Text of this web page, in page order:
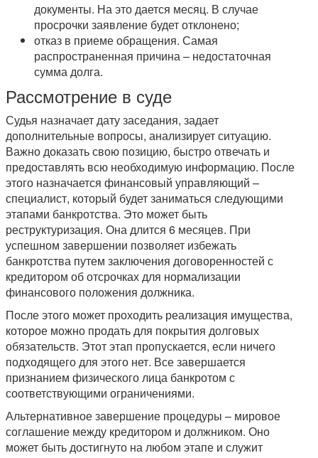
документы. На это дается месяц. В случае
просрочки заявление будет отклонено;
отказ в приеме обращения. Самая
распространенная причина – недостаточная
сумма долга.
Рассмотрение в суде
Судья назначает дату заседания, задает
дополнительные вопросы, анализирует ситуацию.
Важно доказать свою позицию, быстро отвечать и
предоставлять всю необходимую информацию. После
этого назначается финансовый управляющий –
специалист, который будет заниматься следующими
этапами банкротства. Это может быть
реструктуризация. Она длится 6 месяцев. При
успешном завершении позволяет избежать
банкротства путем заключения договоренностей с
кредитором об отсрочках для нормализации
финансового положения должника.
После этого может проходить реализация имущества,
которое можно продать для покрытия долговых
обязательств. Этот этап пропускается, если ничего
подходящего для этого нет. Все завершается
признанием физического лица банкротом с
соответствующими ограничениями.
Альтернативное завершение процедуры – мировое
соглашение между кредитором и должником. Оно
может быть достигнуто на любом этапе и служит